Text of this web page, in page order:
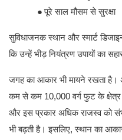
● पूरे साल मौसम से सुरक्षा
सुविधाजनक स्थान और स्मार्ट
कि उन्हें भीड़ नियंत्रण उपायों का
जगह का आकार भी मायने रखता है।
कम से कम 10,000 वर्ग फुट के
और इस प्रकार अधिक राजस्व को
भी बढ़ती है। इसलिए, स्थान का